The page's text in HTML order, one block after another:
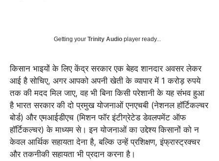
Getting your Trinity Audio player ready...
किसान भाइयों के लिए केंद्र सरकार एक बेहद शानदार अवसर लेकर
आई है सोचिए, अगर आपको अपनी खेती के व्यापार में 1 करोड़ रुपये
तक की मदद मिल जाए, वह भी बिना किसी परेशानी के यह संभव हुआ
है भारत सरकार की दो प्रमुख योजनाओं एनएचबी (नेशनल हॉर्टिकल्चर
बोर्ड) और एमआईडीएच (मिशन फॉर इंटीग्रेटेड डेवलपमेंट ऑफ
हॉर्टिकल्चर) के माध्यम से। इन योजनाओं का उद्देश्य किसानों को न
केवल आर्थिक सहायता देना है, बल्कि उन्हें प्रशिक्षण, इंफ्रास्ट्रक्चर
और तकनीकी सहायता भी प्रदान करना है।